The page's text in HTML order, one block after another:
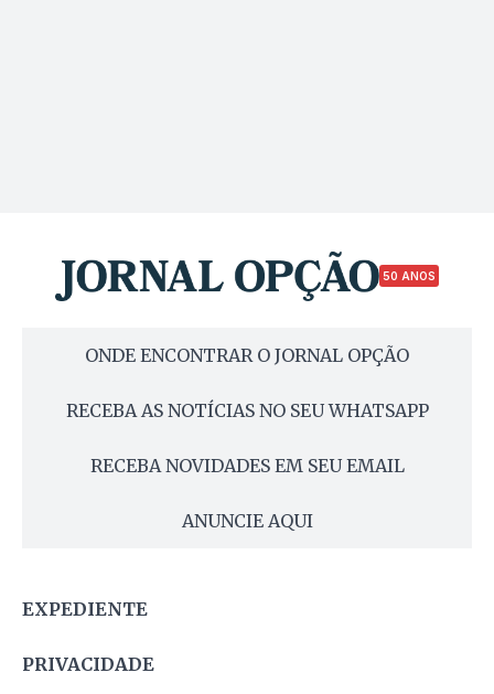
50 ANOS
ONDE ENCONTRAR O JORNAL OPÇÃO
RECEBA AS NOTÍCIAS NO SEU WHATSAPP
RECEBA NOVIDADES EM SEU EMAIL
ANUNCIE AQUI
EXPEDIENTE
PRIVACIDADE